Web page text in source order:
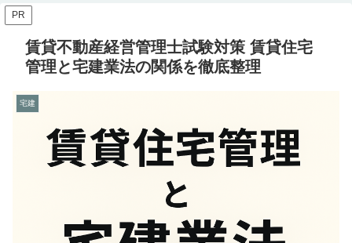
PR
賃貸不動産経営管理士試験対策 賃貸住宅
管理と宅建業法の関係を徹底整理
宅建